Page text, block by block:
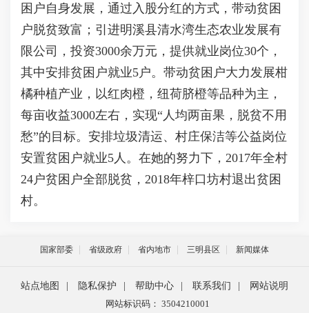
困户自身发展，通过入股分红的方式，带动贫困
户脱贫致富；引进明溪县清水湾生态农业发展有
限公司，投资3000余万元，提供就业岗位30个，
其中安排贫困户就业5户。带动贫困户大力发展柑
橘种植产业，以红肉橙，纽荷脐橙等品种为主，
每亩收益3000左右，实现“人均两亩果，脱贫不用
愁”的目标。安排垃圾清运、村庄保洁等公益岗位
安置贫困户就业5人。在她的努力下，2017年全村
24户贫困户全部脱贫，2018年梓口坊村退出贫困
村。
国家部委 省级政府 省内地市 三明县区 新闻媒体
站点地图 隐私保护 帮助中心 联系我们
网站说明
网站标识码： 3504210001